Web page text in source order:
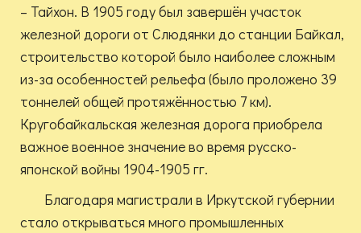
– Тайхон. В 1905 году был завершён участок
железной дороги от Слюдянки до станции Байкал,
строительство которой было наиболее сложным
из-за особенностей рельефа (было проложено 39
тоннелей общей протяжённостью 7 км).
Кругобайкальская железная дорога приобрела
важное военное значение во время русско-
японской войны 1904-1905 гг.
Благодаря магистрали в Иркутской губернии
стало открываться много промышленных